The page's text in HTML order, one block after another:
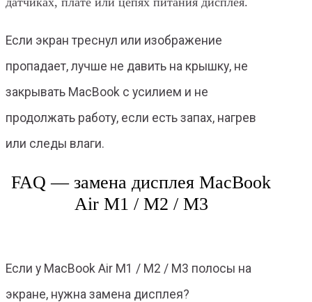
Если экран треснул или изображение
пропадает, лучше не давить на крышку, не
закрывать MacBook с усилием и не
продолжать работу, если есть запах, нагрев
или следы влаги.
FAQ — замена дисплея MacBook
Air M1 / M2 / M3
Если у MacBook Air M1 / M2 / M3 полосы на
экране, нужна замена дисплея?